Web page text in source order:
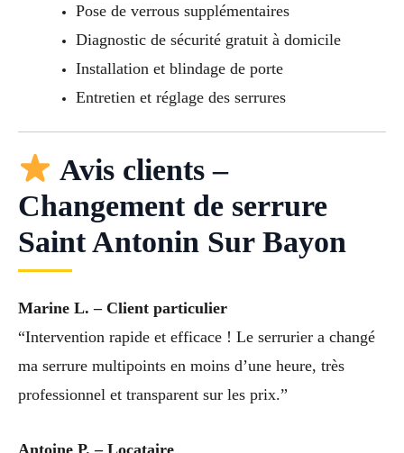
Pose de verrous supplémentaires
Diagnostic de sécurité gratuit à domicile
Installation et blindage de porte
Entretien et réglage des serrures
Avis clients –
Changement de serrure
Saint Antonin Sur Bayon
Marine L. – Client particulier
“Intervention rapide et efficace ! Le serrurier a changé
ma serrure multipoints en moins d’une heure, très
professionnel et transparent sur les prix.”
Antoine P. – Locataire